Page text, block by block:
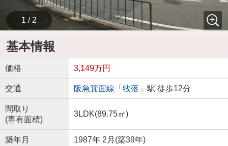
1 / 2
基本情報
価格 3,149万円
交通 阪急箕面線 「 牧落 」駅 徒歩12分
間取り
(専有面積)
3LDK(89.75㎡)
築年月 1987年 2月(築39年)